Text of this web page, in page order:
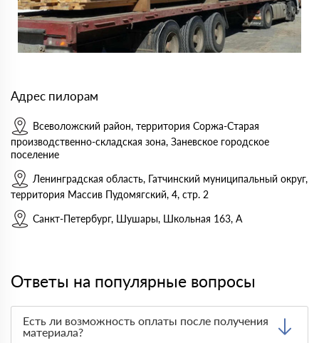
Адрес пилорам
Всеволожский район, территория Соржа-Старая
производственно-складская зона, Заневское городское
поселение
Ленинградская область, Гатчинский муниципальный округ,
территория Массив Пудомягский, 4, стр. 2
Санкт-Петербург, Шушары, Школьная 163, А
Ответы на популярные вопросы
Есть ли возможность оплаты после получения
материала?